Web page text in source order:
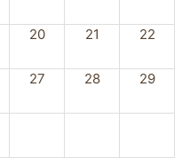
20 21 22
27 28 29